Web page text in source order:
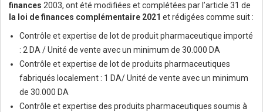
finances 2003, ont été modifiées et complétées par l’article 31 de
la loi de finances complémentaire 2021 et rédigées comme suit :
Contrôle et expertise de lot de produit pharmaceutique importé
: 2 DA / Unité de vente avec un minimum de 30.000 DA
Contrôle et expertise de lot de produits pharmaceutiques
fabriqués localement : 1 DA/ Unité de vente avec un minimum
de 30.000 DA
Contrôle et expertise des produits pharmaceutiques soumis à